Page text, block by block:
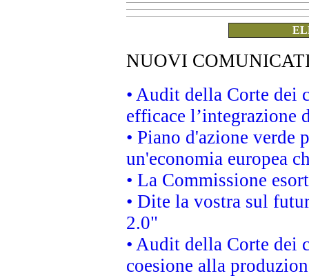
NUOVI
• Audit della Corte dei
efficace l’integrazione
• Piano d'azione verde
un'economia europea
• La Commissione
• Dite la vostra sul
2.0"
• Audit della Corte dei
coesione alla